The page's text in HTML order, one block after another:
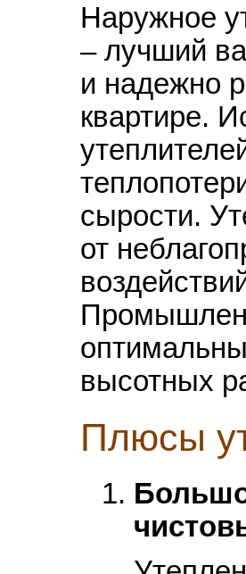
Наружное
– лучший
и надежно
квартире.
сырости.
от
высотных
Плюсы